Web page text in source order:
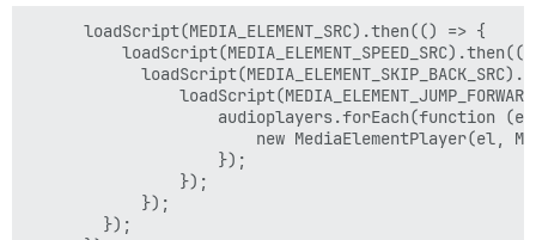
      loadScript(MEDIA_ELEMENT_SRC).then(() => {
audioplayers.forEach(function
new MediaElementPlayer(el,
                    });
                });
            });
        });